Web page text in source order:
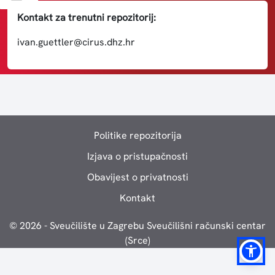
Kontakt za trenutni repozitorij:
ivan.guettler@cirus.dhz.hr
Politike repozitorija
Izjava o pristupačnosti
Obavijest o privatnosti
Kontakt
© 2026 - Sveučilište u Zagrebu Sveučilišni računski centar
(Srce)